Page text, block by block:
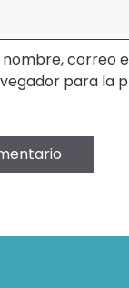
nombre, correo
para la